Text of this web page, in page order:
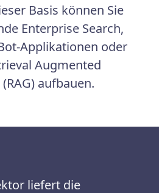
Basis können Sie
Enterprise Search,
Applikationen oder
Augmented
aufbauen.
liefert die